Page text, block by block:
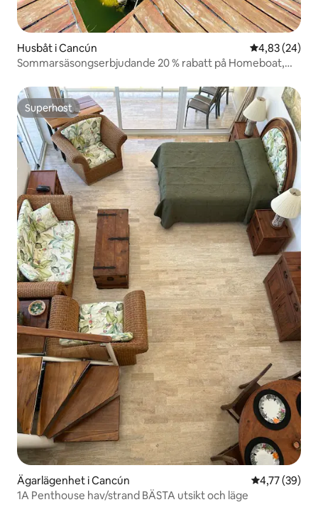
Husbåt i Cancún 4,83 av 5 i
4,83 (24)
Sommarsäsongserbjudande 20 % rabatt på Homeboat,
Superhost
Superhost
Ägarlägenhet i Cancún 4,77 av 5 i
4,77 (39)
1A Penthouse hav/strand BÄSTA utsikt och läge